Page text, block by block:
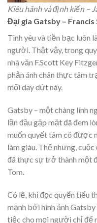
Kiêu hãnh và định kiến –
Đại gia Gatsby –
Tình yêu và tiền bạc luôn
người. Thật vậy, trong
nhà văn F.Scott Key
phản ánh chân thực tâm
mối day dứt này.
Gatsby – một chàng lính
lần đầu gặp mặt đã đem
muốn quyết tâm có được
làm giàu. Thế nhưng,
đã thực sự trở thành một
Tom.
Có lẽ, khi đọc quyển tiểu
mạnh bởi hình ảnh
tiệc cho mọi người chỉ để